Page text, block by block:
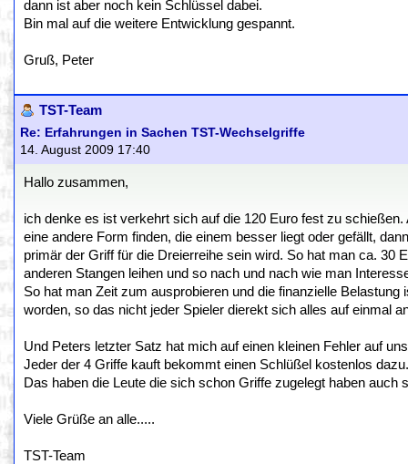
dann ist aber noch kein Schlüssel dabei.
Bin mal auf die weitere Entwicklung gespannt.
Gruß, Peter
TST-Team
Re: Erfahrungen in Sachen TST-Wechselgriffe
14. August 2009 17:40
Hallo zusammen,
ich denke es ist verkehrt sich auf die 120 Euro fest zu
eine andere Form finden, die einem besser liegt oder gefällt,
primär der Griff für die Dreierreihe sein wird. So hat man ca. 30
anderen Stangen leihen und so nach und nach wie man
So hat man Zeit zum ausprobieren und die finanzielle
worden, so das nicht jeder Spieler dierekt sich alles auf einmal
Und Peters letzter Satz hat mich auf einen kleinen Fehler auf
Jeder der 4 Griffe kauft bekommt einen Schlüßel kostenlos
Das haben die Leute die sich schon Griffe zugelegt haben auch
Viele Grüße an alle.....
TST-Team